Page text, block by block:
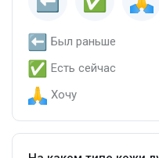
Был раньше
Есть сейчас
Хочу